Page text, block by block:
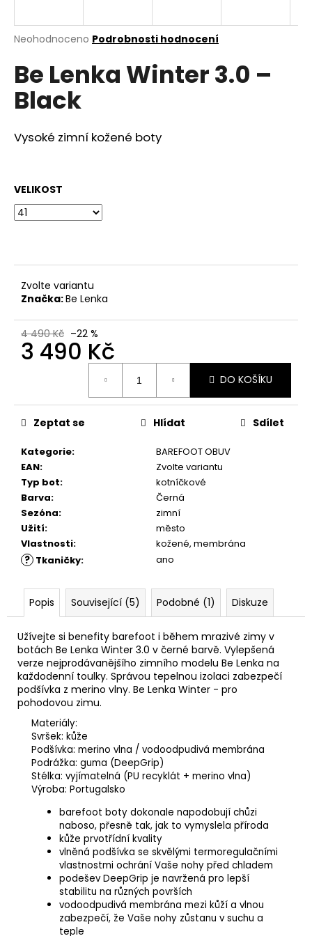
Průměrné
produktu
je
0,0
hvězdiček.
Neohodnoceno Podrobnosti hodnocení
Be Lenka Winter 3.0 –
Black
Vysoké zimní kožené boty
VELIKOST
Zvolte variantu
Značka:Be Lenka
4 490 Kč –22 %
3 490 Kč
DO KOŠÍKU
Kategorie:
BAREFOOT OBUV
EAN:
Zvolte variantu
Typ bot:
kotníčkové
Barva:
Černá
Sezóna:
zimní
Užití:
město
Vlastnosti: kožené, membrána
? Tkaničky: ano
Zeptat se Hlídat Sdílet
Popis Související (5) Podobné (1) Diskuze
Užívejte si benefity barefoot i během mrazivé zimy v
botách Be Lenka Winter 3.0 v černé barvě. Vylepšená
verze nejprodávanějšího zimního modelu Be Lenka na
každodenní toulky. Správou tepelnou izolaci zabezpečí
podšívka z merino vlny. Be Lenka Winter - pro
pohodovou zimu.
Materiály:
Svršek: kůže
Podšívka: merino vlna / vodoodpudivá membrána
Podrážka: guma (DeepGrip)
Stélka: vyjímatelná (PU recyklát + merino vlna)
Výroba: Portugalsko
barefoot boty dokonale napodobují chůzi
naboso, přesně tak, jak to vymyslela příroda
kůže prvotřídní kvality
vlněná podšívka se skvělými termoregulačními
vlastnostmi ochrání Vaše nohy před chladem
podešev DeepGrip je navržená pro lepší
stabilitu na různých površích
vodoodpudivá membrána mezi kůží a vlnou
zabezpečí, že Vaše nohy zůstanu v suchu a
teple
j
t
?
D
o
u
u
e
COMBI
&
CARE
200
ML
289
Kč